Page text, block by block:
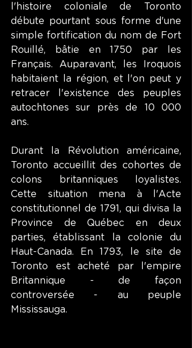
l'histoire coloniale de Toronto
débute pourtant sous forme d'une
simple fortification du nom de Fort
Rouillé, bâtie en 1750 par les
Français. Auparavant, les Iroquois
habitaient la région, et l'on peut y
retracer l'existence des peuples
autochtones sur près de 10 000
ans.
Durant la Révolution américaine,
Toronto accueillit des cohortes de
colons britanniques loyalistes.
Cette situation mena à l'Acte
constitutionnel de 1791, qui divisa la
Province de Québec en deux
parties, établissant la colonie du
Haut-Canada. En 1793, le site de
Toronto est acheté par l'empire
Britannique - de façon
controversée - au peuple
Mississauga.